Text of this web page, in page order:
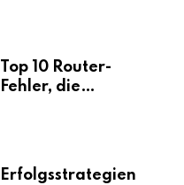
Top 10 Router-
Fehler, die
Erfolgsstrategien